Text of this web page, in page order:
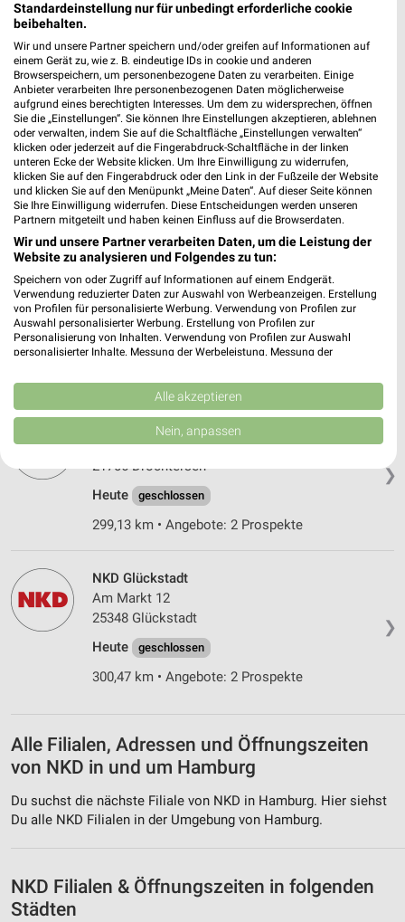
21629 Neu Wulmstorf
Heute
geschlossen
263,70 km • Angebote: 2 Prospekte
NKD Buchholz
Breite Str. 4
21244 Buchholz
Heute geschlossen
252,91 km • Angebote: 2 Prospekte
NKD Geesthacht
Bergedorfer Str. 28 a
21502 Geesthacht
Heute geschlossen
❯
NKD Drochtersen
Sietwender Str. 4
21706 Drochtersen
Heute
geschlossen
299,13 km • Angebote: 2 Prospekte
❯
NKD Glückstadt
Am Markt 12
25348 Glückstadt
Heute
geschlossen
300,47 km • Angebote: 2 Prospekte
Alle Filialen, Adressen und Öffnungszeiten
von NKD in und um Hamburg
Du suchst die nächste Filiale von NKD in Hamburg. Hier siehst
Du alle NKD Filialen in der Umgebung von Hamburg.
NKD Filialen & Öffnungszeiten in folgenden
Städten
Standardeinstellung nur für unbedingt erforderliche cookie
beibehalten.
Wir und unsere Partner speichern und/oder greifen auf Informationen auf
einem Gerät zu, wie z. B. eindeutige IDs in cookie und anderen
Browserspeichern, um personenbezogene Daten zu verarbeiten. Einige
Anbieter verarbeiten Ihre personenbezogenen Daten möglicherweise
aufgrund eines berechtigten Interesses. Um dem zu widersprechen, öffnen
Sie die „Einstellungen“. Sie können Ihre Einstellungen akzeptieren, ablehnen
oder verwalten, indem Sie auf die Schaltfläche „Einstellungen verwalten“
klicken oder jederzeit auf die Fingerabdruck-Schaltfläche in der linken
unteren Ecke der Website klicken. Um Ihre Einwilligung zu widerrufen,
klicken Sie auf den Fingerabdruck oder den Link in der Fußzeile der Website
und klicken Sie auf den Menüpunkt „Meine Daten“. Auf dieser Seite können
Sie Ihre Einwilligung widerrufen. Diese Entscheidungen werden unseren
Partnern mitgeteilt und haben keinen Einfluss auf die Browserdaten.
Wir und unsere Partner verarbeiten Daten, um die Leistung der
Website zu analysieren und Folgendes zu tun:
Speichern von oder Zugriff auf Informationen auf einem Endgerät.
Verwendung reduzierter Daten zur Auswahl von Werbeanzeigen. Erstellung
von Profilen für personalisierte Werbung. Verwendung von Profilen zur
Auswahl personalisierter Werbung. Erstellung von Profilen zur
Personalisierung von Inhalten. Verwendung von Profilen zur Auswahl
personalisierter Inhalte. Messung der Werbeleistung. Messung der
Kombinationen von Daten aus verschiedenen Quellen. Entwicklung und
Verbesserung der Angebote. Verwendung reduzierter Daten zur Auswahl
von Inhalten.
Daten können außerhalb der Europäischen Union weitergegeben und in die
USA gesendet werden.
Website/App.
Partnerliste anzeigen (1 IAB-Anbieter)
Wir nutzen Ihre Daten für folgende Zwecke:
Speichern von oder Zugriff auf Informationen
auf einem Endgerät
Verwendung reduzierter Daten zur Auswahl von
Erstellung von Profilen für personalisierte
personalisierter Werbung
Erstellung von Profilen zur Personalisierung
von Inhalten
Messung der Werbeleistung
Alle akzeptieren
Nein, anpassen